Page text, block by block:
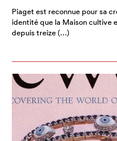
Piaget est reconnue pour sa
identité que la Maison cultive
depuis treize (…)